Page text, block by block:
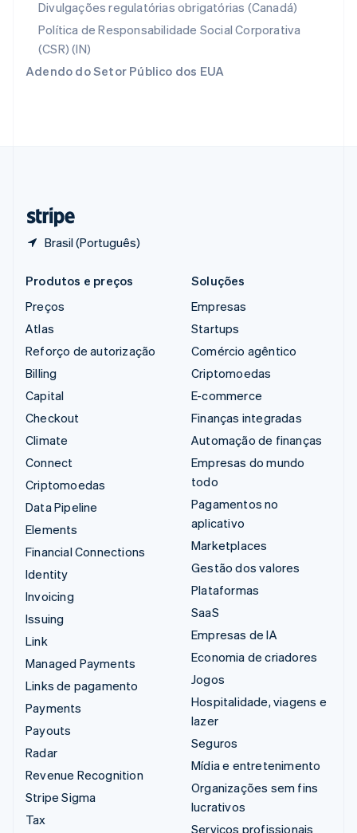
Divulgações regulatórias obrigatórias (Canadá)
Política de Responsabilidade Social Corporativa
(CSR) (IN)
Adendo do Setor Público dos EUA
Brasil (Português)
English
República Tcheca
English
English
Produtos e preços
Preços
Atlas
Reforço de autorização
Billing
Capital
Checkout
Climate
Connect
Criptomoedas
Data Pipeline
Elements
Financial Connections
Identity
Invoicing
Issuing
Link
Managed Payments
Links de pagamento
Payments
Payouts
Radar
Revenue Recognition
Stripe Sigma
Tax
Soluções
Empresas
Startups
Comércio agêntico
Criptomoedas
E-commerce
Finanças integradas
Automação de finanças
Empresas do mundo
todo
Pagamentos no
aplicativo
Marketplaces
Gestão dos valores
Plataformas
SaaS
Empresas de IA
Economia de criadores
Jogos
Hospitalidade, viagens e
lazer
Seguros
Mídia e entretenimento
Organizações sem fins
lucrativos
Serviços profissionais